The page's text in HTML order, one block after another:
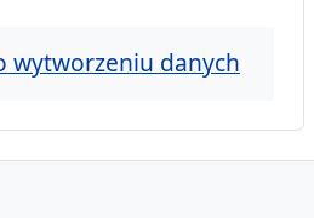
wytworzeniu danych